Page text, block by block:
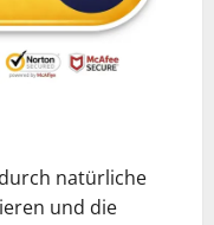
natürliche
und die